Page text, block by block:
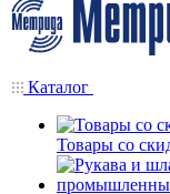
Каталог
Товары со